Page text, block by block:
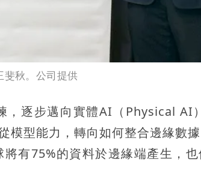
斐秋。公司提供
，逐步邁向實體AI（Physical AI
型能力，轉向如何整合邊緣數
有75%的資料於邊緣端產生，